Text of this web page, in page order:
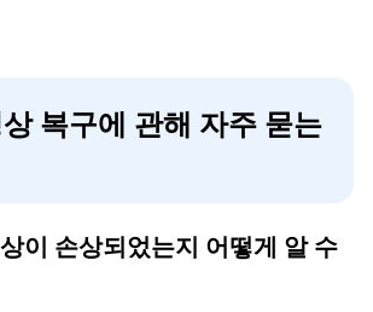
복구에 관해 자주 묻는
이 손상되었는지 어떻게 알 수